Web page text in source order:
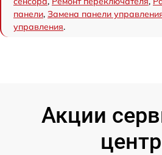
панели, Замена панели
управления.
Акции